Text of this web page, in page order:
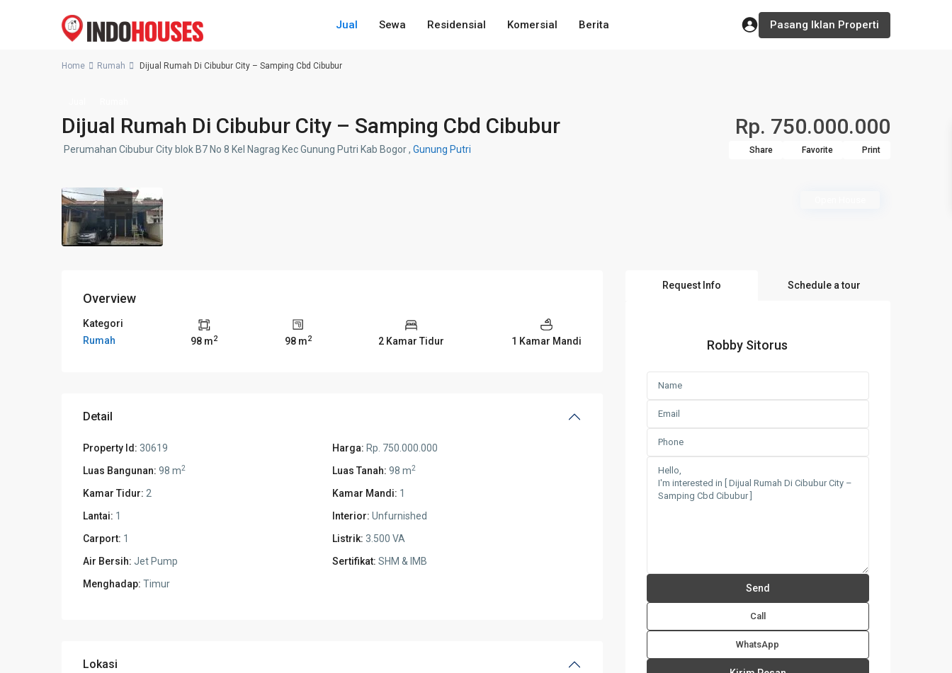
Jual Sewa Residensial Komersial Berita Pasang Iklan Properti
Home Rumah Dijual Rumah Di Cibubur City – Samping Cbd Cibubur
Dijual Rumah Di Cibubur City – Samping Cbd Cibubur Rp. 750.000.000
Perumahan Cibubur City blok B7 No 8 Kel Nagrag Kec Gunung Putri Kab Bogor , Gunung Putri Share Favorite Print
Overview
Kategori
Rumah
98 m2 98 m2 2 Kamar Tidur 1 Kamar Mandi
Detail
Property Id: 30619 Harga: Rp. 750.000.000
Luas Bangunan: 98 m2 Luas Tanah: 98 m2
Kamar Tidur: 2 Kamar Mandi: 1
Lantai: 1 Interior: Unfurnished
Carport: 1 Listrik: 3.500 VA
Air Bersih: Jet Pump Sertifikat: SHM & IMB
Menghadap: Timur
Lokasi
Request Info Schedule a tour
Robby Sitorus
Call
WhatsApp